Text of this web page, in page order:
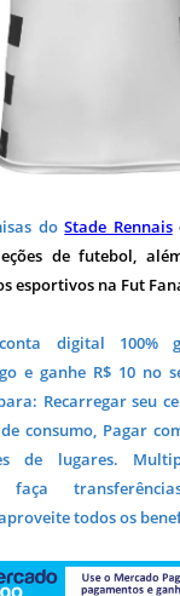
doStade Rennais
de futebol,
esportivos na Fut
digital 100%
e ganhe R$ 10 no
Recarregar seu
consumo, Pagar
de lugares.
faça
todos os